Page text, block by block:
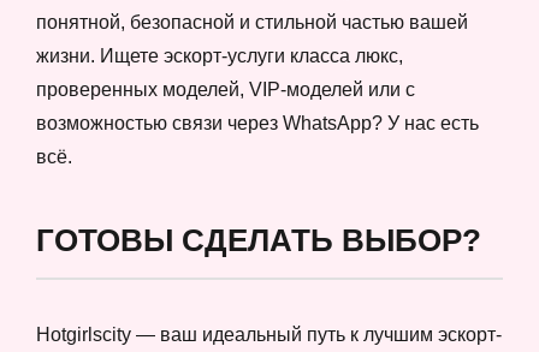
понятной, безопасной и стильной частью вашей
жизни. Ищете эскорт-услуги класса люкс,
проверенных моделей, VIP-моделей или с
возможностью связи через WhatsApp? У нас есть
всё.
ГОТОВЫ СДЕЛАТЬ ВЫБОР?
Hotgirlscity — ваш идеальный путь к лучшим эскорт-